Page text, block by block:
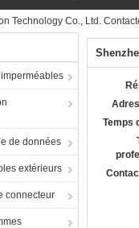
Technology Co., Ltd.
de données
extérieurs
connecteur
Temps